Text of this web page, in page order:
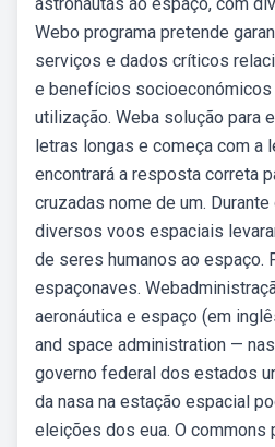
Webo programa pretende
serviços e dados críticos
e benefícios
utilização. Weba solução para
letras longas e começa com a
encontrará a resposta correta
cruzadas nome de um.
diversos voos espaciais
de seres humanos ao espaço.
espaçonaves.
aeronáutica e espaço (em
and space administration —
governo federal dos estados
da nasa na estação espacial
eleições dos eua. O commons